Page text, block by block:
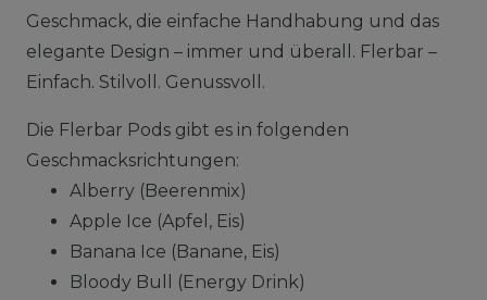
Geschmack, die einfache Handhabung und das
elegante Design – immer und überall. Flerbar –
Einfach. Stilvoll. Genussvoll.
Die Flerbar Pods gibt es in folgenden
Geschmacksrichtungen:
Alberry (Beerenmix)
Apple Ice (Apfel, Eis)
Banana Ice (Banane, Eis)
Bloody Bull (Energy Drink)